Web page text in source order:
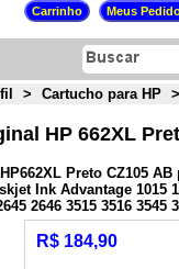
> Cartucho para HP >
HP 662XL
Preto CZ105
Ink Advantage 1015
2646 3515 3516 3545
R$ 184,90